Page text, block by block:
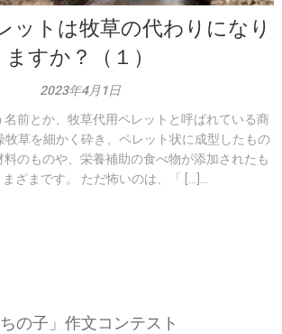
ットは牧草の代わりになり
ますか？（１）
2023年4月1日
前とか、牧草代用ペレットと呼ばれている商
牧草を細かく砕き、ペレット状に成型したもの
のものや、栄養補助の食べ物が添加されたも
ざまです。 ただ怖いのは、「 […]...
の子」作文コンテスト